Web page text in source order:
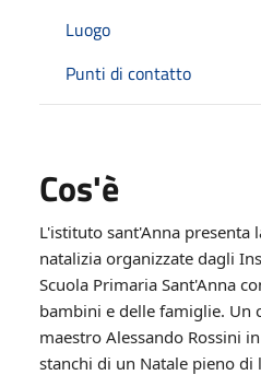
Luogo
Punti di contatto
Cos'è
L'istituto sant'Anna presenta
natalizia organizzate dagli
Scuola Primaria Sant'Anna
bambini e delle famiglie. Un
maestro Alessando Rossini
stanchi di un Natale pieno